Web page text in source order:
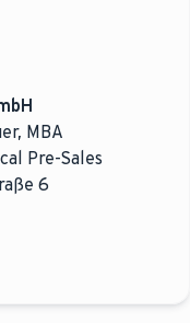
MBA
Pre-Sales
6